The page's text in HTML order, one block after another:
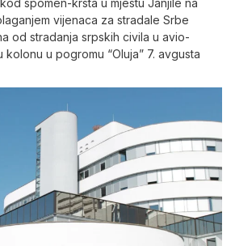
spomen-krsta u mjestu Janjile na
vijenaca za stradale Srbe
od stradanja srpskih civila u avio-
u pogromu “Oluja” 7. avgusta